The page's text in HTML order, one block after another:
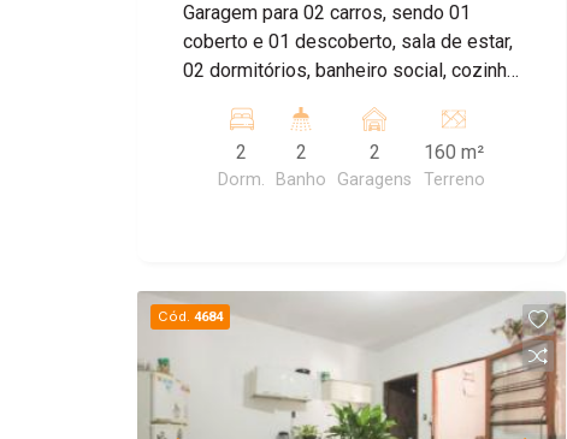
Garagem para 02 carros, sendo 01
coberto e 01 descoberto, sala de estar,
02 dormitórios, banheiro social, cozinha
lavanderia, quarto despejo, banheiro
externo e 01 quarto. Agende sua visita!
2
Dorm.
2
Banho
2
Garagens
160 m²
Terreno
Cód. 4684